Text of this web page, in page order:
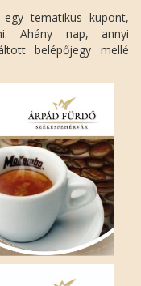
tematikus kupont,
Ahány nap, annyi
belépőjegy mellé